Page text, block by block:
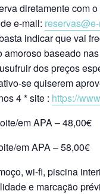
diretamente com
e-mail:
indicar que vai
amoroso baseado nas
dos preços
se quiserem
4 * site : https://
em APA –48,00€
em APA –58,00€
, wi-fi, piscina
e marcação